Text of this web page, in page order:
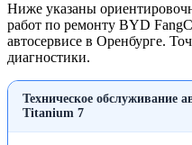
Ниже указаны
работ по ремонту BYD
автосервисе в Оренбурге.
диагностики.
Техническое обслуживание
Titanium 7